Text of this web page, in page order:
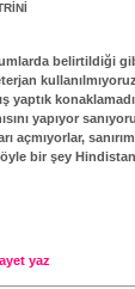
belirtildiği
yaptık
yapıyor
açmıyorlar,
bir şey
yaz